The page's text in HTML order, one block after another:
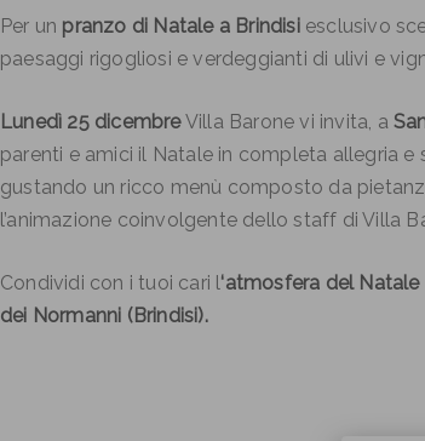
Per un pranzo di Natale a Brindisi esclusivo
paesaggi rigogliosi e verdeggianti di ulivi e
Lunedì 25 dicembreVilla Barone vi invita, a
parenti e amici il Natale in completa allegria
gustando un ricco menù composto da
l’animazione coinvolgente dello staff di Villa
Condividi con i tuoi cari l‘atmosfera del Natale
dei Normanni (Brindisi).